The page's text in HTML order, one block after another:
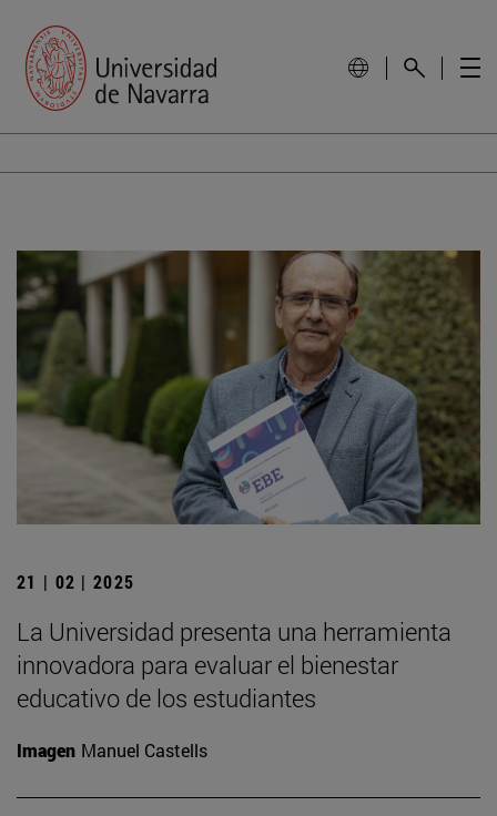
21 | 02 | 2025
La Universidad presenta una herramienta
innovadora para evaluar el bienestar
educativo de los estudiantes
Imagen Manuel Castells